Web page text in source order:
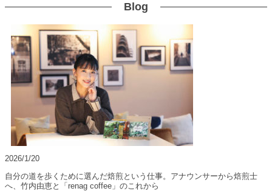
Blog
2026/1/20
自分の道を歩くために選んだ焙煎という仕事。アナウンサーから焙煎士
へ、竹内由恵と「renag coffee」のこれから